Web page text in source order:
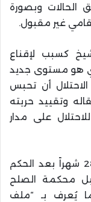
الحالات وبصورة
غير مقبول.
كسبب لإقناع
هو مستوى جديد
أن تحبس
وتقييد حريته
على مدار
ويقضي الشيخ صلاح عقوبة بالسجن 28 شهراً بعد الحكم
محكمة الصلح
يُعرف بـ “ملف